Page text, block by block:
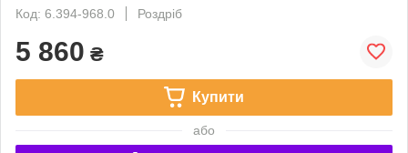
Код: 6.394-968.0
Роздріб
5 860 ₴
Купити
або